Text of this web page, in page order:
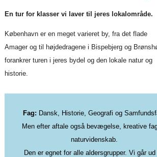
En tur for klasser vi laver til jeres lokalområde.
København er en meget varieret by, fra det flade
Amager og til højdedragene i Bispebjerg og
forankrer turen i jeres bydel og den lokale natur og
historie.
Fag: Dansk, Historie, Geografi og
Men efter aftale også bevægelse, kreative
naturvidenskab.
Den er egnet for alle aldersgrupper. Vi går ud